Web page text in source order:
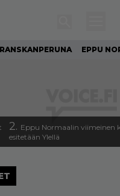
RANSKANPERUNA EPPU
2. Eppu Normaalin viimeinen
esitetään Ylellä